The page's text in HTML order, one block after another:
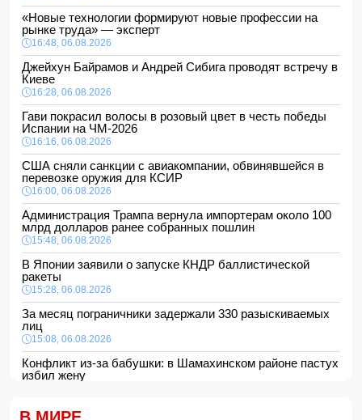
«Новые технологии формируют новые профессии на
рынке труда» — эксперт
16:48, 06.08.2026
Джейхун Байрамов и Андрей Сибига проводят встречу в
Киеве
16:28, 06.08.2026
Гави покрасил волосы в розовый цвет в честь победы
Испании на ЧМ-2026
16:16, 06.08.2026
США сняли санкции с авиакомпании, обвинявшейся в
перевозке оружия для КСИР
16:00, 06.08.2026
Администрация Трампа вернула импортерам около 100
млрд долларов ранее собранных пошлин
15:48, 06.08.2026
В Японии заявили о запуске КНДР баллистической
ракеты
15:28, 06.08.2026
За месяц пограничники задержали 330 разыскиваемых
лиц
15:08, 06.08.2026
Конфликт из-за бабушки: в Шамахинском районе пастух
избил жену
Обнаружены признаки существования древних океанов